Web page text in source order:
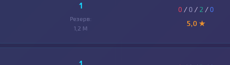
1
Резерв:
1,2 M
0 / 0 / 2 /0
5,0 ★